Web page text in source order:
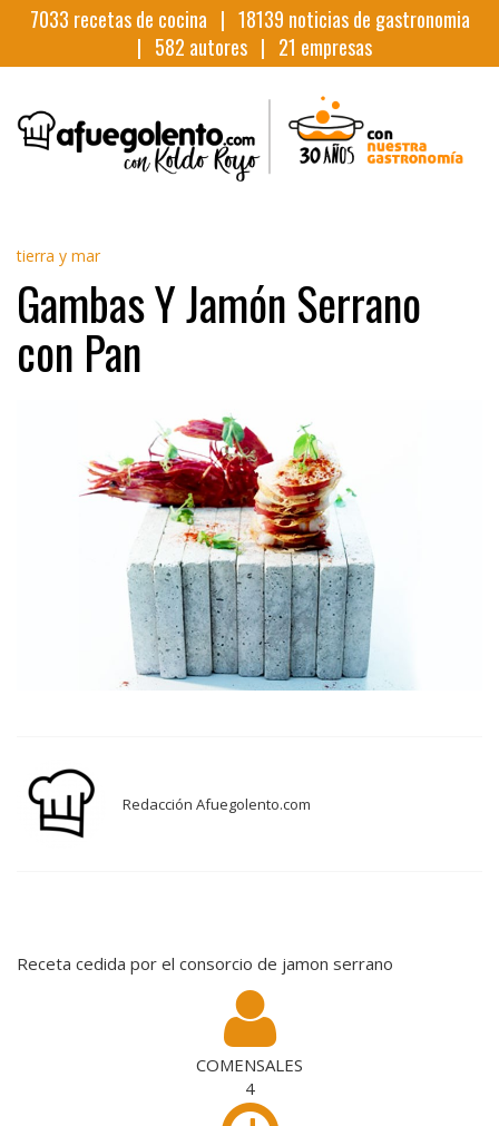
7033 recetas de cocina | 18139 noticias de gastronomia
| 582 autores | 21 empresas
tierra y mar
Gambas Y Jamón Serrano
con Pan
Redacción Afuegolento.com
Receta cedida por el consorcio de jamon serrano
COMENSALES
4